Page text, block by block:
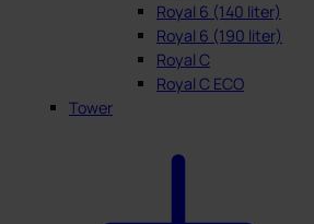
Royal 6 (140 liter)
Royal 6 (190 liter)
Royal C
Royal C ECO
Tower